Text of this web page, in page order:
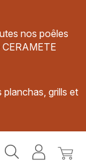
nos poêles
grills et
MonMon